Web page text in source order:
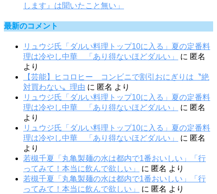
します』は聞いたこと無い」
最新のコメント
リュウジ氏「ダルい料理トップ10に入る」夏の定番料
理は冷やし中華 「あり得ないほどダルい」
に 匿名
より
【芸能】ヒコロヒー コンビニで割引おにぎりは〝絶
対買わない〟理由 に 匿名 より
リュウジ氏「ダルい料理トップ10に入る」夏の定番料
理は冷やし中華 「あり得ないほどダルい」
に 匿名
より
リュウジ氏「ダルい料理トップ10に入る」夏の定番料
理は冷やし中華 「あり得ないほどダルい」
に 匿名
より
若槻千夏「丸亀製麺の水は都内で1番おいしい」「行
ってみて！本当に飲んで欲しい」
に 匿名 より
若槻千夏「丸亀製麺の水は都内で1番おいしい」「行
ってみて！本当に飲んで欲しい」
に 匿名 より